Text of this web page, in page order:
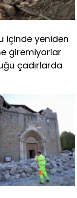
içinde yeniden
giremiyorlar
çadırlarda